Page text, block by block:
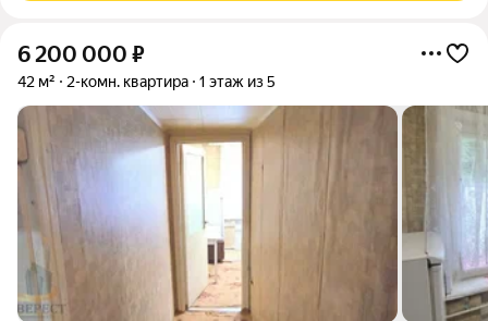
6 200 000 ₽
42 м² 2-комн. квартира 1 этаж из 5